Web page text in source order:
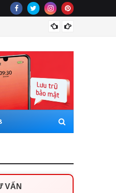
VẤN